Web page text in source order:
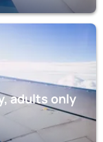
adults only